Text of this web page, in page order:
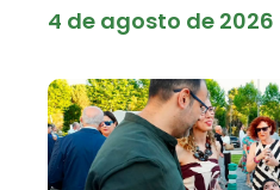
4 de agosto de 2026